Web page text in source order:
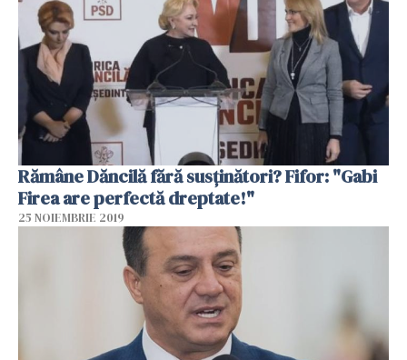
Rămâne Dăncilă fără susţinători? Fifor: "Gabi
Firea are perfectă dreptate!"
25 NOIEMBRIE 2019